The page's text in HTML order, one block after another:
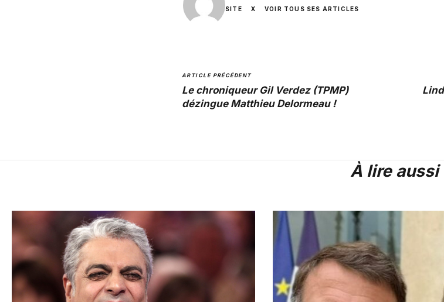
SITE X VOIR TOUS SES ARTICLES
ARTICLE PRÉCÉDENT
Le chroniqueur Gil Verdez (TPMP)
dézingue Matthieu Delormeau !
À lire aussi